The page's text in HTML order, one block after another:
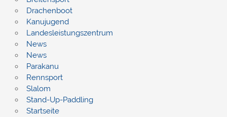
Drachenboot
Kanujugend
Landesleistungszentrum
News
News
Parakanu
Rennsport
Slalom
Stand-Up-Paddling
Startseite